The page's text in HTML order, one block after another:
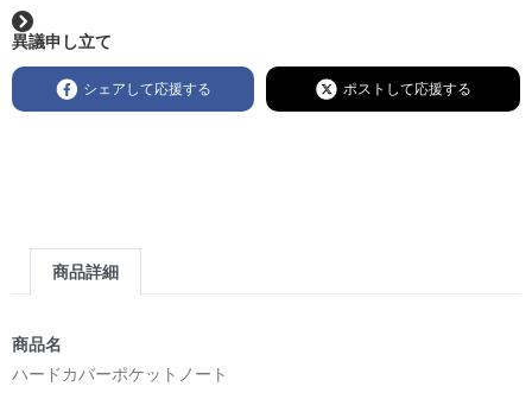
異議申し立て
シェアして応援する ポストして応援する
商品詳細
商品名
ハードカバーポケットノート